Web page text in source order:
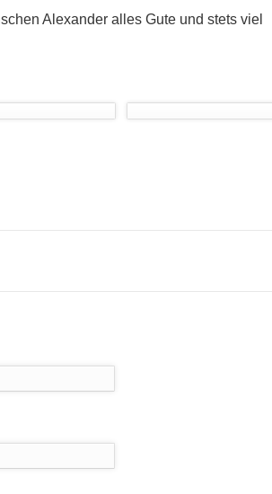
Alexander alles Gute und stets viel